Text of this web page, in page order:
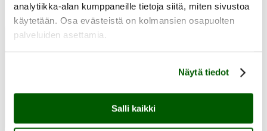
analytiikka-alan kumppaneille tietoja siitä, miten sivustoa
käytetään. Osa evästeistä on kolmansien osapuolten
palveluiden asettamia.
Näytä tiedot
Salli kaikki
Kuva Nadiye Kocak
Avaa valikko Sulje valikko